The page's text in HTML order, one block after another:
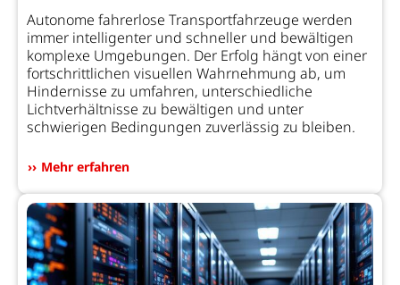
Autonome fahrerlose Transportfahrzeuge werden
immer intelligenter und schneller und bewältigen
komplexe Umgebungen. Der Erfolg hängt von einer
fortschrittlichen visuellen Wahrnehmung ab, um
Hindernisse zu umfahren, unterschiedliche
Lichtverhältnisse zu bewältigen und unter
schwierigen Bedingungen zuverlässig zu bleiben.
Mehr erfahren